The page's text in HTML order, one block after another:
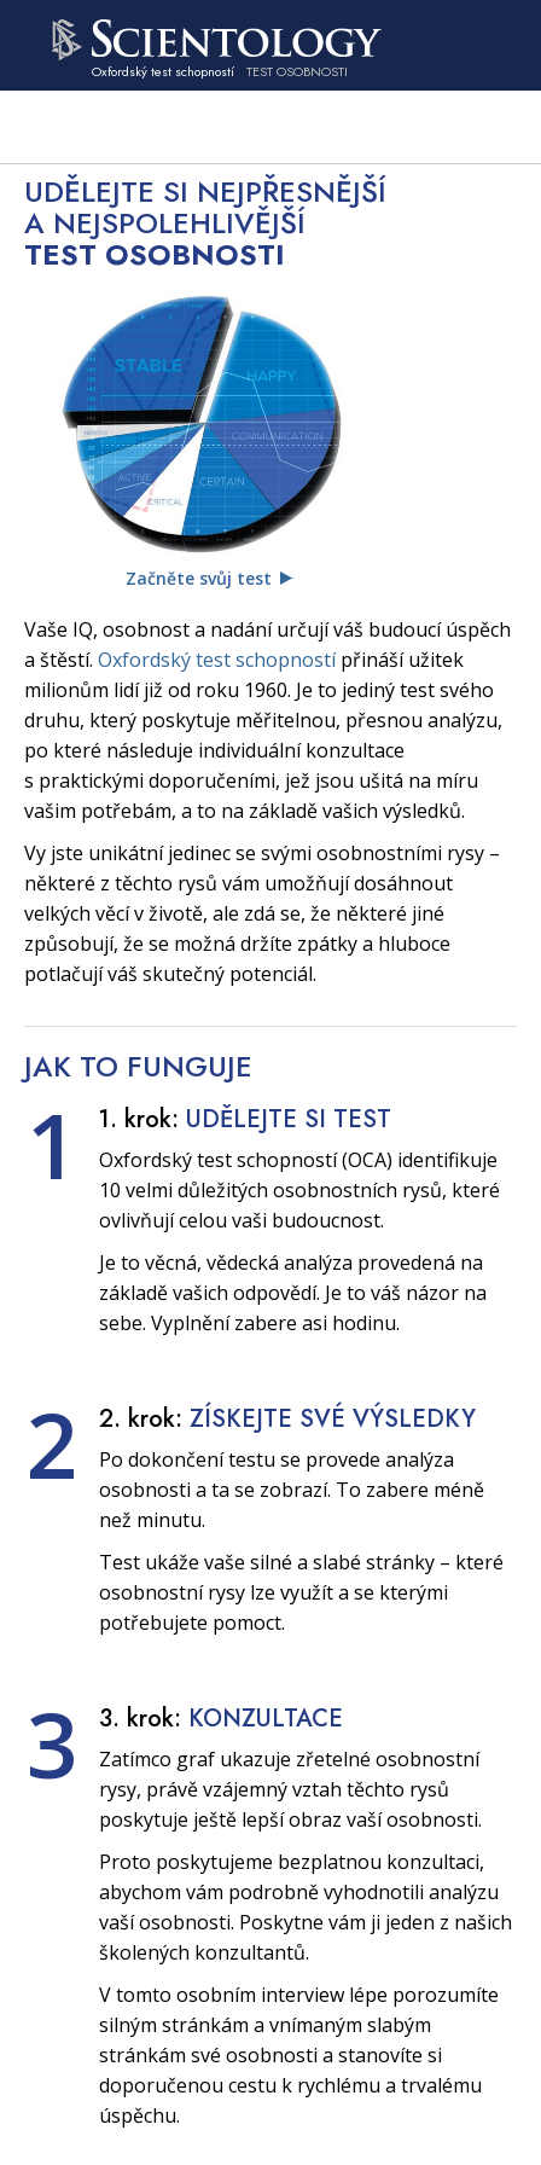
Oxfordský test schopností TEST OSOBNOSTI
UDĚLEJTE SI NEJPŘESNĚJŠÍ
A NEJSPOLEHLIVĚJŠÍ
TEST OSOBNOSTI
Začněte svůj test
Vaše IQ, osobnost a nadání určují váš budoucí úspěch
a štěstí. Oxfordský test schopnostípřináší užitek
milionům lidí již od roku 1960. Je to jediný test svého
druhu, který poskytuje měřitelnou, přesnou analýzu,
po které následuje individuální konzultace
s praktickými doporučeními, jež jsou ušitá na míru
vašim potřebám, a to na základě vašich výsledků.
Vy jste unikátní jedinec se svými osobnostními rysy –
některé z těchto rysů vám umožňují dosáhnout
velkých věcí v životě, ale zdá se, že některé jiné
způsobují, že se možná držíte zpátky a hluboce
potlačují váš skutečný potenciál.
JAK TO FUNGUJE
1 1. krok: UDĚLEJTE SI TEST
Oxfordský test schopností (OCA) identifikuje
10 velmi důležitých osobnostních rysů, které
ovlivňují celou vaši budoucnost.
Je to věcná, vědecká analýza provedená na
základě vašich odpovědí. Je to váš názor na
sebe. Vyplnění zabere asi hodinu.
2 2. krok: ZÍSKEJTE SVÉ VÝSLEDKY
Po dokončení testu se provede analýza
osobnosti a ta se zobrazí. To zabere méně
než minutu.
Test ukáže vaše silné a slabé stránky – které
osobnostní rysy lze využít a se kterými
potřebujete pomoct.
3 3. krok: KONZULTACE
Zatímco graf ukazuje zřetelné osobnostní
rysy, právě vzájemný vztah těchto rysů
poskytuje ještě lepší obraz vaší osobnosti.
Proto poskytujeme bezplatnou konzultaci,
abychom vám podrobně vyhodnotili analýzu
vaší osobnosti. Poskytne vám ji jeden z našich
školených konzultantů.
V tomto osobním interview lépe porozumíte
silným stránkám a vnímaným slabým
stránkám své osobnosti a stanovíte si
doporučenou cestu k rychlému a trvalému
úspěchu.